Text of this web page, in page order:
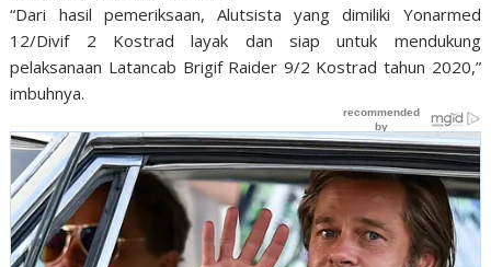
“Dari hasil pemeriksaan, Alutsista yang dimiliki Yonarmed
12/Divif 2 Kostrad layak dan siap untuk mendukung
pelaksanaan Latancab Brigif Raider 9/2 Kostrad tahun 2020,”
imbuhnya.